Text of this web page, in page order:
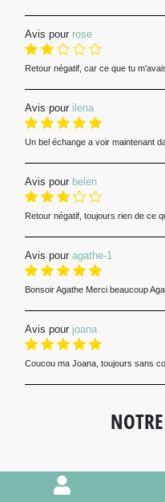
Avis pour rose
Retour négatif, car ce que tu
Avis pour ilena
Un bel échange a voir maintenant
Avis pour belen
Retour négatif, toujours rien de ce
Avis pour agathe-1
Bonsoir Agathe Merci beaucoup
Avis pour joana
Coucou ma Joana, toujours sans